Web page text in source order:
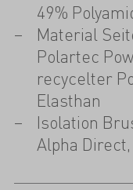
49%
Material
Polartec
recycelter
Elasthan
Isolation
Alpha